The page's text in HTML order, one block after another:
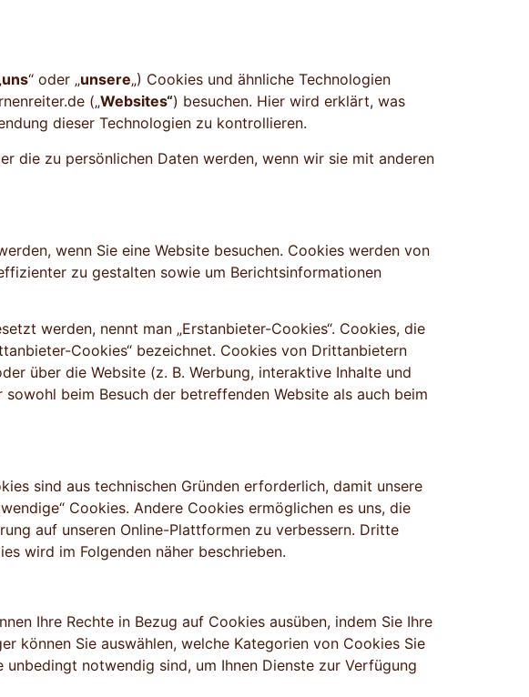
uns“ oder „unsere„) Cookies und ähnliche Technologien
(„Websites“) besuchen. Hier wird erklärt, was
dieser Technologien zu kontrollieren.
die zu persönlichen Daten werden, wenn wir sie mit anderen
wenn Sie eine Website besuchen. Cookies werden von
zu gestalten sowie um Berichtsinformationen
werden, nennt man „Erstanbieter-Cookies“. Cookies, die
Cookies“ bezeichnet. Cookies von Drittanbietern
über die Website (z. B. Werbung, interaktive Inhalte und
beim Besuch der betreffenden Website als auch beim
sind aus technischen Gründen erforderlich, damit unsere
Cookies. Andere Cookies ermöglichen es uns, die
auf unseren Online-Plattformen zu verbessern. Dritte
wird im Folgenden näher beschrieben.
Ihre Rechte in Bezug auf Cookies ausüben, indem Sie Ihre
können Sie auswählen, welche Kategorien von Cookies Sie
notwendig sind, um Ihnen Dienste zur Verfügung